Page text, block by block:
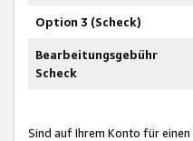
Option 3 (Scheck)
Bearbeitungsgebühr
Scheck
Sind auf Ihrem Konto für